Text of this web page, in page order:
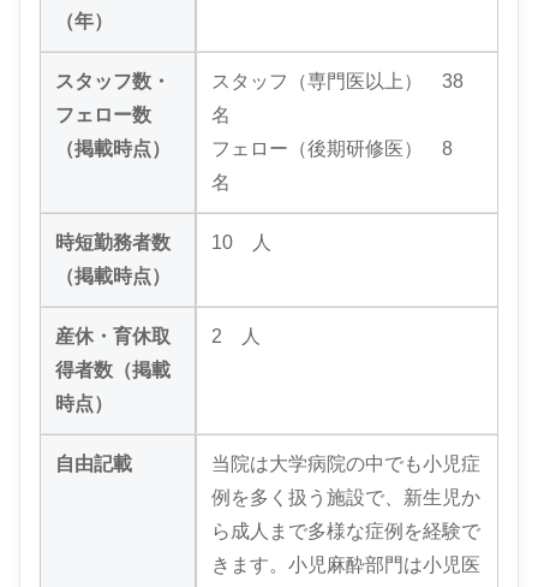
（年）
スタッフ数・
フェロー数
（掲載時点）
スタッフ（専門医以上） 38
名
フェロー（後期研修医） 8
名
時短勤務者数
（掲載時点）
10 人
産休・育休取
得者数（掲載
時点）
2 人
自由記載
当院は大学病院の中でも小児症
例を多く扱う施設で、新生児か
ら成人まで多様な症例を経験で
きます。小児麻酔部門は小児医